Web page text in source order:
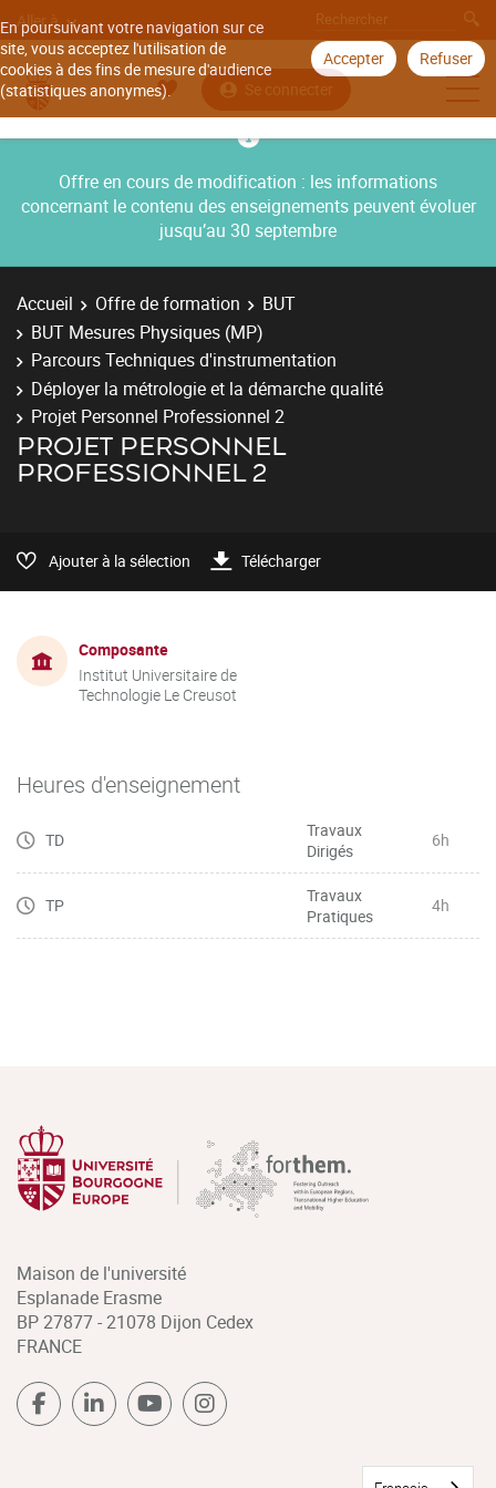
En poursuivant votre navigation sur ce
site, vous acceptez l'utilisation de
cookies à des fins de mesure d'audience
(statistiques anonymes).
Accepter Refuser
Aller à
Se connecter
Offre en cours de modification : les informations
concernant le contenu des enseignements peuvent évoluer
jusqu’au 30 septembre
Accueil Offre de formation
BUT
BUT Mesures Physiques (MP)
Parcours Techniques d'instrumentation
Déployer la métrologie et la démarche qualité
Projet Personnel Professionnel 2
PROJET PERSONNEL
PROFESSIONNEL 2
Ajouter à la sélection Télécharger
Composante
Institut Universitaire de
Technologie Le Creusot
Heures d'enseignement
TD
Travaux
Dirigés
6h
TP
Travaux
Pratiques
4h
Maison de l'université
Esplanade Erasme
BP 27877 - 21078 Dijon Cedex
FRANCE